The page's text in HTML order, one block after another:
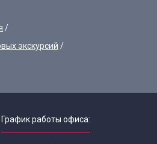
экскурсий
График работы офиса: